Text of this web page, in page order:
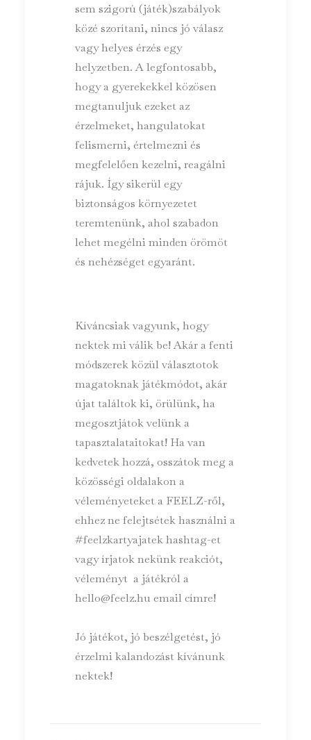
sem szigorú (játék)szabályok
közé szorítani, nincs jó válasz
vagy helyes érzés egy
helyzetben. A legfontosabb,
hogy a gyerekekkel közösen
megtanuljuk ezeket az
érzelmeket, hangulatokat
felismerni, értelmezni és
megfelelően kezelni, reagálni
rájuk. Így sikerül egy
biztonságos környezetet
teremtenünk, ahol szabadon
lehet megélni minden örömöt
és nehézséget egyaránt.
Kíváncsiak vagyunk, hogy
nektek mi válik be! Akár a fenti
módszerek közül választotok
magatoknak játékmódot, akár
újat találtok ki, örülünk, ha
megosztjátok velünk a
tapasztalataitokat! Ha van
kedvetek hozzá, osszátok meg a
közösségi oldalakon a
véleményeteket a FEELZ-ről,
ehhez ne felejtsétek használni a
#feelzkartyajatek hashtag-et
vagy írjatok nekünk reakciót,
véleményt a játékról a
hello@feelz.hu email címre!
Jó játékot, jó beszélgetést, jó
érzelmi kalandozást kívánunk
nektek!